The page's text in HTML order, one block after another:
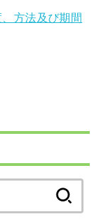
方法及び期間